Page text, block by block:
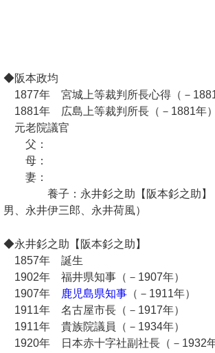
◆阪本政均
1877年 宮城上等裁判所長心得（－1881
1881年 広島上等裁判所長（－1881年）
元老院議官
父：
母：
妻：
養子：永井釤之助【阪本釤之助】
男、永井伊三郎、永井荷風）
◆永井釤之助【阪本釤之助】
1857年 誕生
1902年 福井県知事（－1907年）
1907年
鹿児島県知事（－1911年）
1911年 名古屋市長（－1917年）
1911年 貴族院議員（－1934年）
1920年 日本赤十字社副社長（－1932年